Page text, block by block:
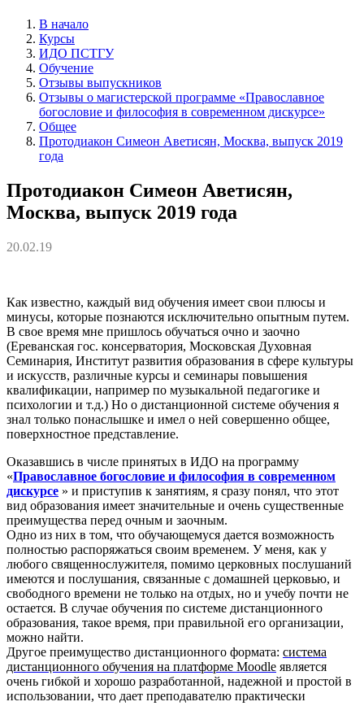
В начало
Курсы
ИДО ПСТГУ
Обучение
Отзывы выпускников
Отзывы о магистерской программе «Православное
богословие и философия в современном дискурсе»
Общее
Протодиакон Симеон Аветисян, Москва, выпуск 2019
года
Протодиакон Симеон Аветисян,
Москва, выпуск 2019 года
20.02.19
Как известно, каждый вид обучения имеет свои плюсы и
минусы, которые познаются исключительно опытным путем.
В свое время мне пришлось обучаться очно и заочно
(Ереванская гос. консерватория, Московская Духовная
Семинария, Институт развития образования в сфере культуры
и искусств, различные курсы и семинары повышения
квалификации, например по музыкальной педагогике и
психологии и т.д.) Но о дистанционной системе обучения я
знал только понаслышке и имел о ней совершенно общее,
поверхностное представление.
Оказавшись в числе принятых в ИДО на программу
«Православное богословие и философия в современном
дискурсе » и приступив к занятиям, я сразу понял, что этот
вид образования имеет значительные и очень существенные
преимущества перед очным и заочным.
Одно из них в том, что обучающемуся дается возможность
полностью распоряжаться своим временем. У меня, как у
любого священнослужителя, помимо церковных послушаний
имеются и послушания, связанные с домашней церковью, и
свободного времени не только на отдых, но и учебу почти не
остается. В случае обучения по системе дистанционного
образования, такое время, при правильной его организации,
можно найти.
Другое преимущество дистанционного формата: система
дистанционного обучения на платформе Moodle является
очень гибкой и хорошо разработанной, надежной и простой в
использовании, что дает преподавателю практически